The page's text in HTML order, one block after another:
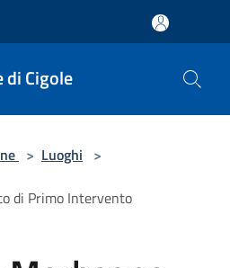
di Cigole
> Luoghi >
di Primo Intervento